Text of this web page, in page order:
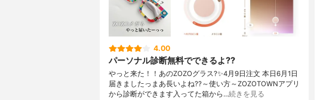
4.00
パーソナル診断無料でできるよ??
やっと来た！！あのZOZOグラス?✨4月9日注文 本日6月1日
届きましたっまあ長いよね??～使い方～ZOZOTOWNアプリ
から診断ができます入ってた箱から…続きを見る